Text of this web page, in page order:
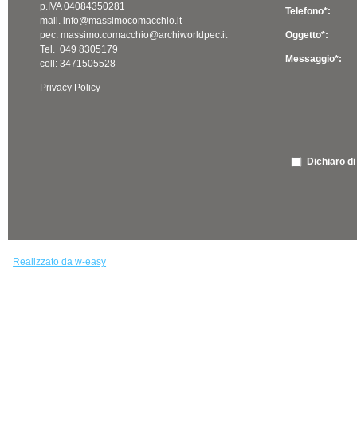
p.IVA 04084350281
mail. info@massimocomacchio.it
pec. massimo.comacchio@archiworldpec.it
Tel. 049 8305179
cell: 3471505528
Privacy Policy
Telefono*:
Oggetto*:
Messaggio*:
Dichiaro
Realizzato da w-easy